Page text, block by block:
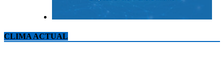
CLIMA ACTUAL